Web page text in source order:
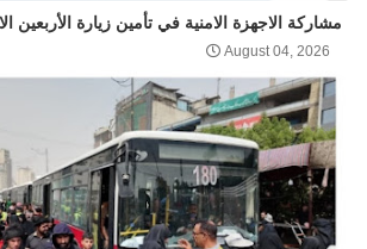
مشاركة الاجهزة الامنية في تأمين زيارة الأربعين
August 04, 2026